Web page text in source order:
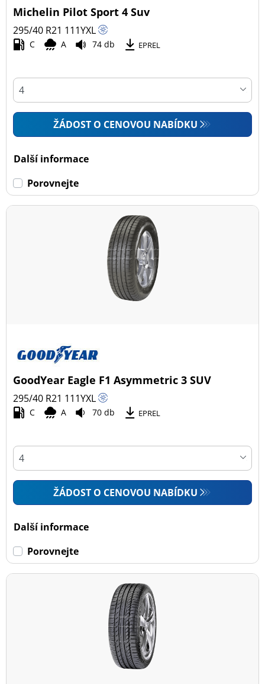
Všechny typy (28)
Osobní vůz (17)
4x4 (11)
Zemědělská technika (0)
Dojezdové
Dojezdové (0)
Ne dojezdové (28)
Michelin Pilot Sport 4 Suv
295/40 R21 111YXL
C A 74 db EPREL
ŽÁDOST O CENOVOU NABÍDKU
Další informace
Porovnejte
GoodYear Eagle F1 Asymmetric 3 SUV
295/40 R21 111YXL
C A 70 db EPREL
ŽÁDOST O CENOVOU NABÍDKU
Další informace
Porovnejte